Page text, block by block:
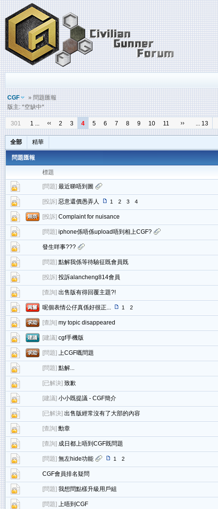
CGF
» 問題匯報
版主: *空缺中*
301 1 ... ‹‹ 2 3 4 5 6 7 8 9 10 11 ›› ... 13
全部 精華
問題匯報
標題
[問題] 最近睇唔到圖
[投訴] 惡意還價愚弄人 1 2 3 4
[投訴] Complaint for nuisance
[問題] iphone係唔係upload唔到相上CGF?
發生咩事???
[問題] 點解我係等待驗征既會員既
[投訴] 投訴alancheng814會員
[查詢] 出售版有得回覆主題?!
呢個表情公仔真係好很正... 1 2
[查詢] my topic disappeared
[建議] cgf手機版
[問題] 上CGF嘅問題
[問題] 點解...
[已解決] 致歉
[建議] 小小既提議 - CGF簡介
[已解決] 出售版經常沒有了大部的內容
[查詢] 勳章
[查詢] 成日都上唔到CGF既問題
[問題] 無左hide功能 1 2
CGF會員排名疑問
[問題] 我想問點樣升級用戶組
[問題] 上唔到CGF